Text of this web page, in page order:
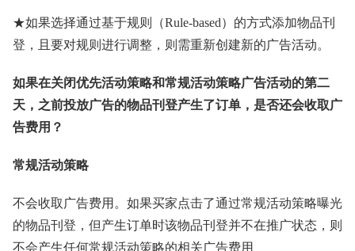
★如果选择通过基于规则（Rule-based）的方式添加物品刊
登，且要对规则进行调整，则需重新创建新的广告活动。
如果在关闭优先活动策略和常规活动策略广告活动的第二
天，之前投放广告的物品刊登产生了订单，是否还会收取广
告费用？
常规活动策略
不会收取广告费用。如果买家点击了通过常规活动策略曝光
的物品刊登，但产生订单时该物品刊登并不在推广状态，则
不会产生任何常规活动策略的相关广告费用